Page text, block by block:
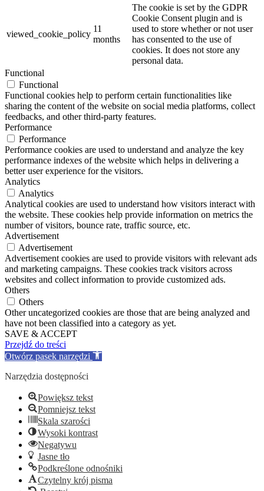
viewed_cookie_policy
11
months
The cookie is set by the GDPR
Cookie Consent plugin and is
used to store whether or not user
has consented to the use of
cookies. It does not store any
personal data.
Functional
Functional
Functional cookies help to perform certain functionalities like
sharing the content of the website on social media platforms, collect
feedbacks, and other third-party features.
Performance
Performance
Performance cookies are used to understand and analyze the key
performance indexes of the website which helps in delivering a
better user experience for the visitors.
Analytics
Analytics
Analytical cookies are used to understand how visitors interact with
the website. These cookies help provide information on metrics the
number of visitors, bounce rate, traffic source, etc.
Advertisement
Advertisement
Advertisement cookies are used to provide visitors with relevant ads
and marketing campaigns. These cookies track visitors across
websites and collect information to provide customized ads.
Others
Others
Other uncategorized cookies are those that are being analyzed and
have not been classified into a category as yet.
SAVE & ACCEPT
Przejdź do treści
Otwórz pasek narzędzi
Narzędzia dostępności
Powiększ tekst
Pomniejsz tekst
Skala szarości
Wysoki kontrast
Negatywu
Jasne tło
Podkreślone odnośniki
Czytelny krój pisma